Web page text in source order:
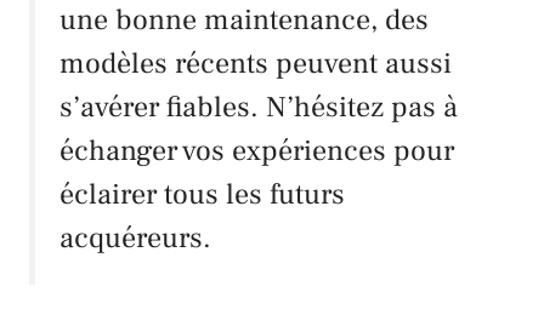
une bonne maintenance, des
modèles récents peuvent aussi
s’avérer fiables. N’hésitez pas à
échanger vos expériences pour
éclairer tous les futurs
acquéreurs.